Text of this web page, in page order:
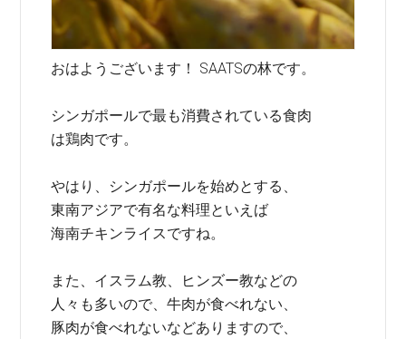
おはようございます！ SAATSの林です。
シンガポールで最も消費されている食肉
は鶏肉です。
やはり、シンガポールを始めとする、
東南アジアで有名な料理といえば
海南チキンライスですね。
また、イスラム教、ヒンズー教などの
人々も多いので、牛肉が食べれない、
豚肉が食べれないなどありますので、